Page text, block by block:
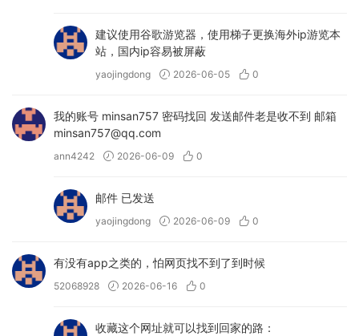
建议使用谷歌游览器，使用梯子更换海外ip游览本
站，国内ip容易被屏蔽
yaojingdong 2026-06-05 0
我的账号 minsan757 密码找回 发送邮件老是收不到 邮箱
minsan757@qq.com
ann4242 2026-06-09 0
邮件 已发送
yaojingdong 2026-06-09 0
有没有app之类的，怕网页找不到了到时候
52068928 2026-06-16 0
收藏这个网址就可以找到回家的路：